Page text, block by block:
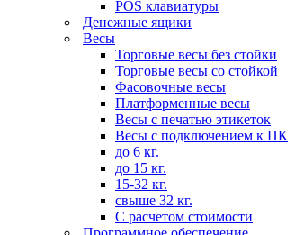
POS клавиатуры
Денежные ящики
Весы
Торговые весы без стойки
Торговые весы со стойкой
Фасовочные весы
Платформенные весы
Весы с печатью этикеток
Весы с подключением к ПК
до 6 кг.
до 15 кг.
15-32 кг.
свыше 32 кг.
С расчетом стоимости